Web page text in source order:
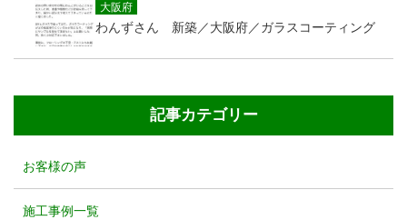
大阪府
わんずさん 新築／大阪府／ガラスコーティング
記事カテゴリー
お客様の声
施工事例一覧